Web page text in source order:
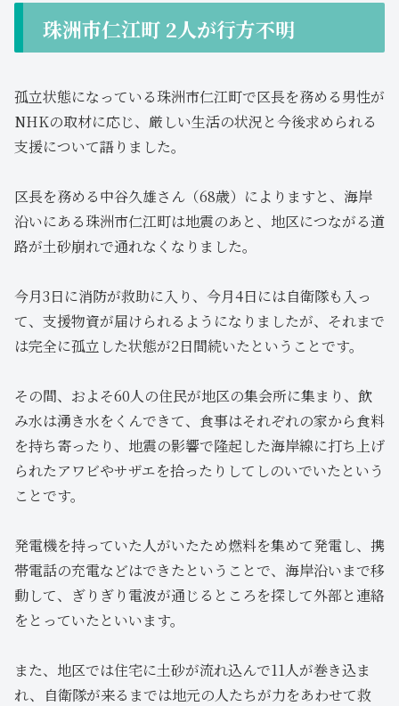
珠洲市仁江町 2人が行方不明
孤立状態になっている珠洲市仁江町で区長を務める男性が
NHKの取材に応じ、厳しい生活の状況と今後求められる
支援について語りました。
区長を務める中谷久雄さん（68歳）によりますと、海岸
沿いにある珠洲市仁江町は地震のあと、地区につながる道
路が土砂崩れで通れなくなりました。
今月3日に消防が救助に入り、今月4日には自衛隊も入っ
て、支援物資が届けられるようになりましたが、それまで
は完全に孤立した状態が2日間続いたということです。
その間、およそ60人の住民が地区の集会所に集まり、飲
み水は湧き水をくんできて、食事はそれぞれの家から食料
を持ち寄ったり、地震の影響で隆起した海岸線に打ち上げ
られたアワビやサザエを拾ったりしてしのいでいたという
ことです。
発電機を持っていた人がいたため燃料を集めて発電し、携
帯電話の充電などはできたということで、海岸沿いまで移
動して、ぎりぎり電波が通じるところを探して外部と連絡
をとっていたといいます。
また、地区では住宅に土砂が流れ込んで11人が巻き込ま
れ、自衛隊が来るまでは地元の人たちが力をあわせて救